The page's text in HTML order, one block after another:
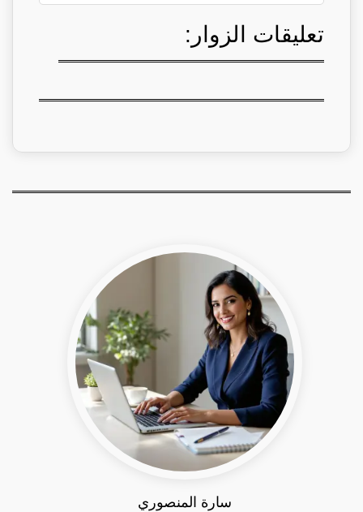
تعليقات الزوار:
سارة المنصوري